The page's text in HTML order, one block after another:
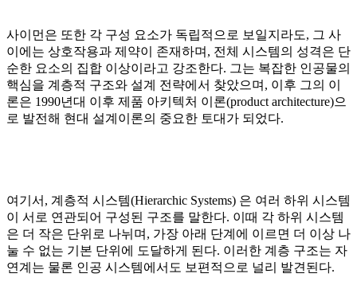
사이먼은 또한 각 구성 요소가 독립적으로 보일지라도, 그 사
이에는 상호작용과 제약이 존재하며, 전체 시스템의 성격은 단
순한 요소의 집합 이상이라고 강조한다. 그는 복잡한 인공물의
핵심을 계층적 구조와 설계 전략에서 찾았으며, 이후 그의 이
론은 1990년대 이후 제품 아키텍처 이론(product architecture)으
로 발전해 현대 설계이론의 중요한 토대가 되었다.
여기서, 계층적 시스템(Hierarchic Systems) 은 여러 하위 시스템
이 서로 연관되어 구성된 구조를 말한다. 이때 각 하위 시스템
은 더 작은 단위로 나뉘며, 가장 아래 단계에 이르면 더 이상 나
눌 수 없는 기본 단위에 도달하게 된다. 이러한 계층 구조는 자
연계는 물론 인공 시스템에서도 보편적으로 널리 발견된다.